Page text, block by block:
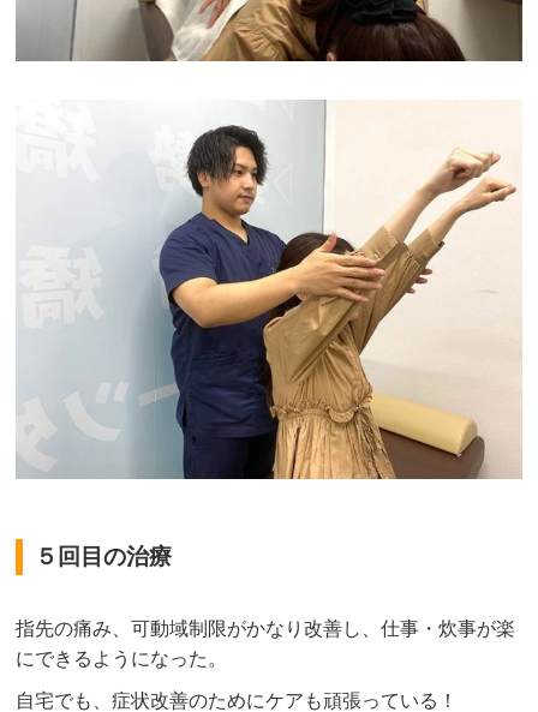
５回目の治療
指先の痛み、可動域制限がかなり改善し、仕事・炊事が楽
にできるようになった。
自宅でも、症状改善のためにケアも頑張っている！